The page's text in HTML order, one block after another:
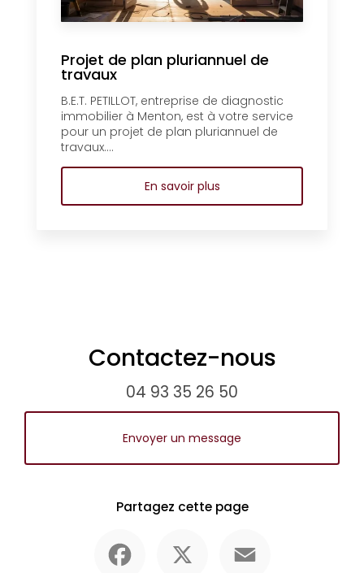
Projet de plan pluriannuel de
travaux
B.E.T. PETILLOT, entreprise de diagnostic
immobilier à Menton, est à votre service
pour un projet de plan pluriannuel de
travaux....
En savoir plus
Contactez-nous
04 93 35 26 50
Envoyer un message
Partagez cette page